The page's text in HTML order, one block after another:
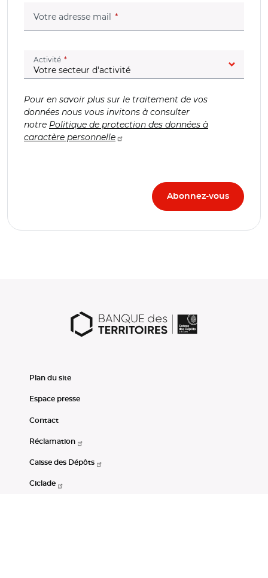
Votre adresse mail (champ obligatoire)
Activité (champ obligatoire)
Pour en savoir plus sur le traitement de vos
données nous vous invitons à consulter
notre Politique de protection des données à
caractère personnelle
Plan du site
Espace presse
Contact
Réclamation
Caisse des Dépôts
Ciclade